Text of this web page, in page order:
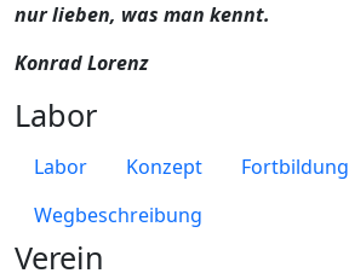
nur lieben, was man kennt.
Konrad Lorenz
Labor
Labor Konzept
Fortbildung
Wegbeschreibung
Verein